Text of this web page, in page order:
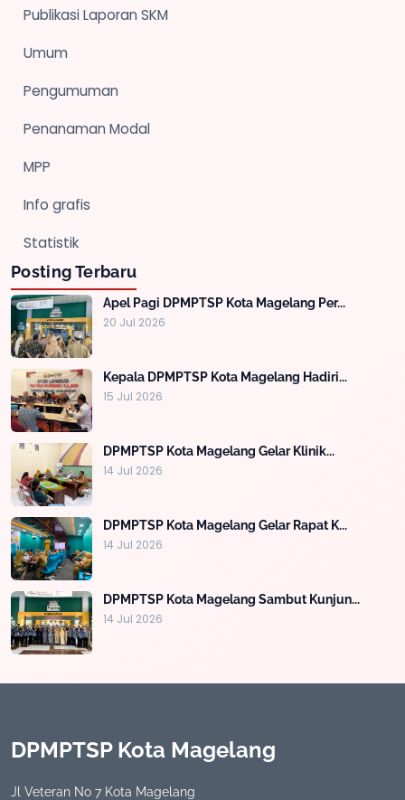
Publikasi Laporan SKM
Umum
Pengumuman
Penanaman Modal
MPP
Info grafis
Statistik
Posting Terbaru
Apel Pagi DPMPTSP Kota Magelang Per...
20 Jul 2026
Kepala DPMPTSP Kota Magelang Hadiri...
15 Jul 2026
DPMPTSP Kota Magelang Gelar Klinik...
14 Jul 2026
DPMPTSP Kota Magelang Gelar Rapat K...
14 Jul 2026
DPMPTSP Kota Magelang Sambut Kunjun...
14 Jul 2026
DPMPTSP Kota Magelang
Jl Veteran No 7 Kota Magelang